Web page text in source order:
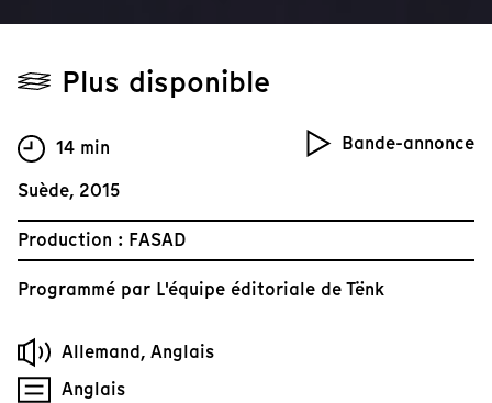
Plus disponible
Bande-annonce
14 min
Suède, 2015
Production : FASAD
Programmé par L'équipe éditoriale de Tënk
Allemand, Anglais
Anglais